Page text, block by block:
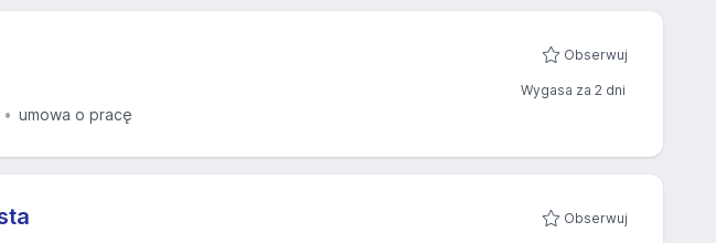
umowa o pracę
Obserwuj
Wygasa za 2 dni
Obserwuj